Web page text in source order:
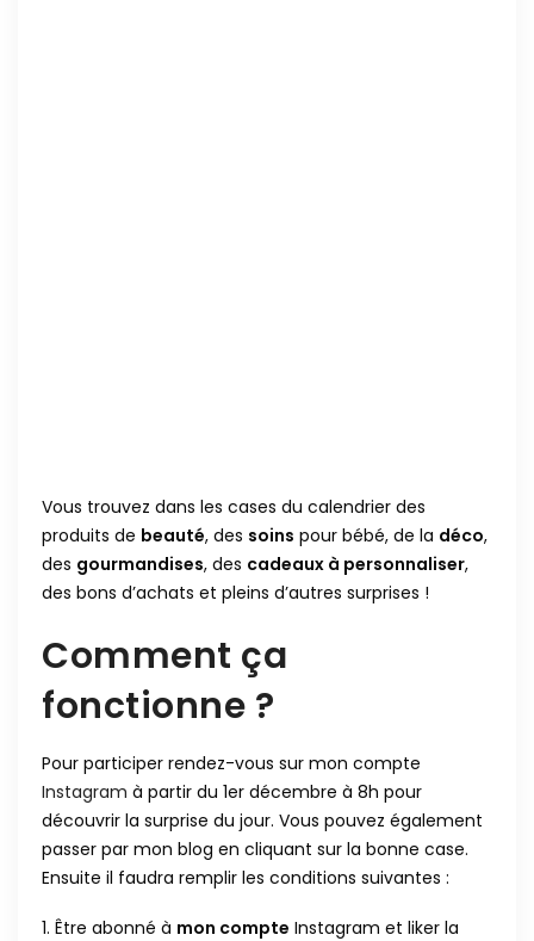
Vous trouvez dans les cases du calendrier des
produits de beauté, des soins pour bébé, de la déco,
des gourmandises, des cadeaux à personnaliser,
des bons d’achats et pleins d’autres surprises !
Comment ça
fonctionne ?
Pour participer rendez-vous sur mon compte
Instagram à partir du 1er décembre à 8h pour
découvrir la surprise du jour. Vous pouvez également
passer par mon blog en cliquant sur la bonne case.
Ensuite il faudra remplir les conditions suivantes :
Être abonné à mon compte Instagram et liker la